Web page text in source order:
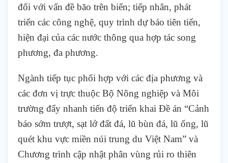
đối với vấn đề bão trên biển; tiếp nhân, phát
triển các công nghệ, quy trình dự báo tiên tiến,
hiện đại của các nước thông qua hợp tác song
phương, đa phương.
Ngành tiếp tục phối hợp với các địa phương và
các đơn vị trực thuộc Bộ Nông nghiệp và Môi
trường đẩy nhanh tiến độ triển khai Đề án “Cảnh
báo sớm trượt, sạt lở đất đá, lũ bùn đá, lũ ống, lũ
quét khu vực miền núi trung du Việt Nam” và
Chương trình cập nhật phân vùng rủi ro thiên